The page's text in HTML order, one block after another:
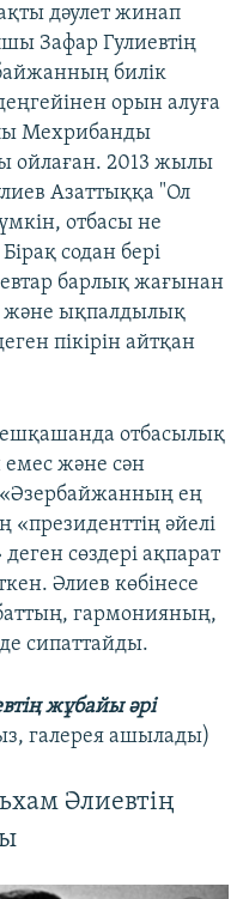
дәулет жинап
Зафар Гулиевтің
билік
орын алуға
Мехрибанды
ойлаған. 2013 жылы
Азаттыққа "Ол
отбасы не
содан бері
барлық жағынан
ықпалдылық
пікірін айтқан
ешқашанда отбасылық
емес және сән
ең
«президенттің әйелі
сөздері ақпарат
Әлиев көбінесе
гармонияның,
сипаттайды.
жұбайы әрі
галерея ашылады)
Әлиевтің